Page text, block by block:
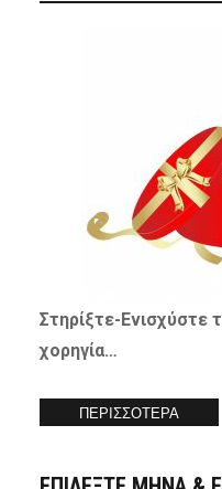
Στηρίξτε-Ενισχύστε
χορηγία…
ΠΕΡΙΣΣΟΤΕΡΑ